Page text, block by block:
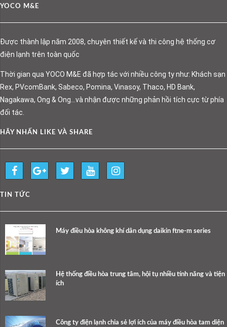
YOCO M&E
Được thành lập năm 2008, chuyên thiết kế và thi công hệ thống cơ
điện lạnh trên toàn quốc
Thời gian qua YOCO M&E đã hợp tác với nhiều công ty như: Khách sạn
Rex, PVcomBank, Sabeco, Pomina, Vinasoy, Thaco, HD Bank,
Nagakawa, Ong & Ong…và nhận được những phản hồi tích cực từ phía
đối tác.
HÃY NHẤN LIKE VÀ SHARE
TIN TỨC
Máy điều hòa không khí dân dụng daikin ftne-m series
Hệ thống điều hòa trung tâm, hội tụ nhiều tính năng và tiện
ích
Công ty điện lạnh chia sẻ lợi ích của máy điều hòa tam diện